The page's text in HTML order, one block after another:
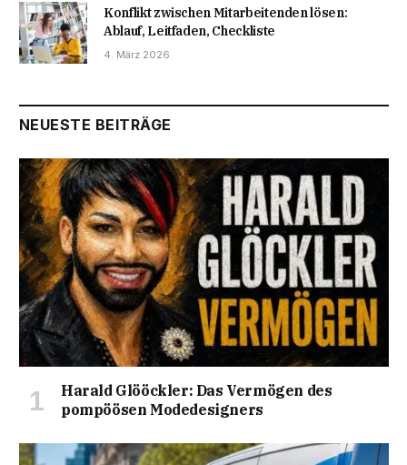
Konflikt zwischen Mitarbeitenden lösen:
Ablauf, Leitfaden, Checkliste
4. März 2026
NEUESTE BEITRÄGE
Harald Glööckler: Das Vermögen des
pompöösen Modedesigners